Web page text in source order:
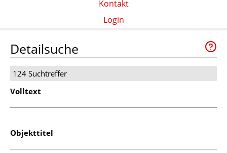
Kontakt
Login
Detailsuche
124 Suchtreffer
Volltext
Objekttitel